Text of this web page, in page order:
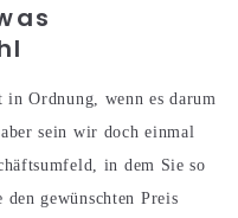
Ordnung, wenn es darum
sein wir doch einmal
in dem Sie so
gewünschten Preis